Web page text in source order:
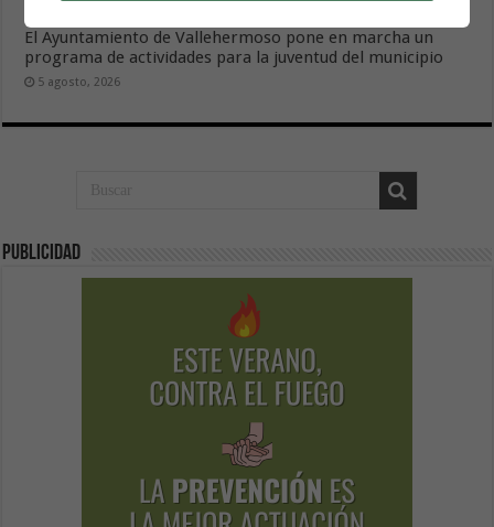
El Ayuntamiento de Vallehermoso pone en marcha un
programa de actividades para la juventud del municipio
5 agosto, 2026
Publicidad